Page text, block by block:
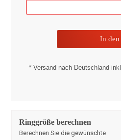
* Versand nach Deutschland
Ringgröße berechnen
Berechnen Sie die gewünschte